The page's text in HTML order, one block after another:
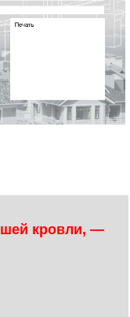
кровли, —